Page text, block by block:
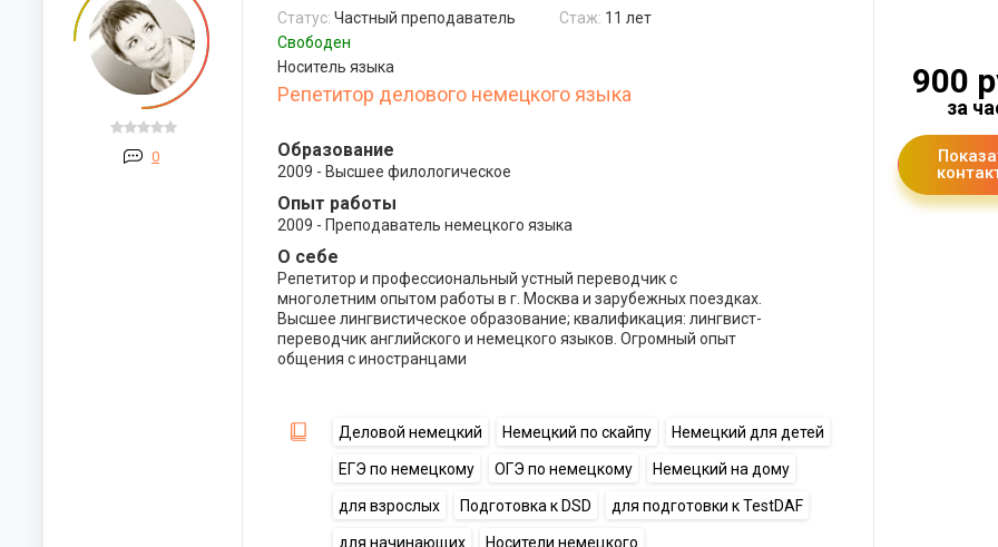
0
Статус: Частный преподаватель Стаж: 11 лет
Свободен
Носитель языка
Репетитор делового немецкого языка
Образование
2009 - Высшее филологическое
Опыт работы
2009 - Преподаватель немецкого языка
О себе
Репетитор и профессиональный устный переводчик с
многолетним опытом работы в г. Москва и зарубежных поездках.
Высшее лингвистическое образование; квалификация: лингвист-
переводчик английского и немецкого языков. Огромный опыт
общения с иностранцами
Деловой немецкий Немецкий по скайпу Немецкий для детей
ЕГЭ по немецкому ОГЭ по немецкому Немецкий на дому
для взрослых Подготовка к DSD для подготовки к TestDAF
для начинающих Носители немецкого
900
за